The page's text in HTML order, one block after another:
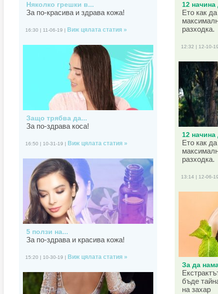
Няколко грешки в...
За по-красива и здрава кожа!
16:30 | 11-06-19 | Виж цялата статия »
Защо трябва да...
За по-здрава коса!
16:50 | 10-31-19 | Виж цялата статия »
5 ползи на...
За по-здрава и красива кожа!
15:20 | 10-30-19 | Виж цялата статия »
12 начина
Ето как
разходка.
12:32 | 12-10-
12 начина
Ето как
разходка.
13:14 | 12-06-
За да
бъде
на захар